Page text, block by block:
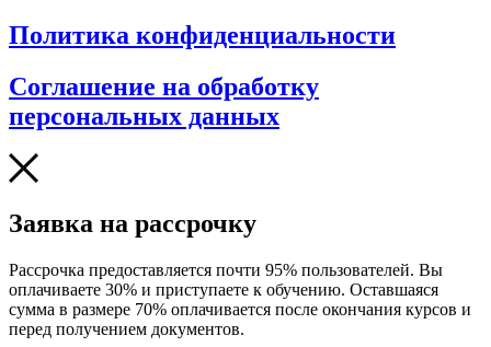
Политика конфиденциальности
Соглашение на обработку
персональных данных
Заявка на рассрочку
Рассрочка предоставляется почти 95% пользователей. Вы
оплачиваете 30% и приступаете к обучению. Оставшаяся
сумма в размере 70% оплачивается после окончания курсов и
перед получением документов.